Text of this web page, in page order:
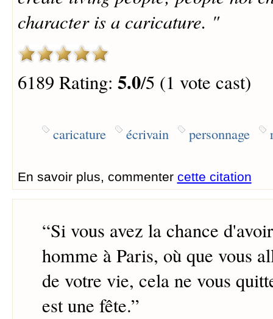
character is a caricature. "
6189 Rating: 5.0/5 (1 vote cast)
caricature écrivain personnage
En savoir plus, commenter cette citation
“Si vous avez la chance
homme à Paris, où que vous
de votre vie, cela ne vous
est une fête.”